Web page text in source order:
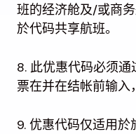
班的经济舱及/或商
於代码共享航班。
8. 此优惠代码必须
票在并在结帐前输入
9. 优惠代码仅适用